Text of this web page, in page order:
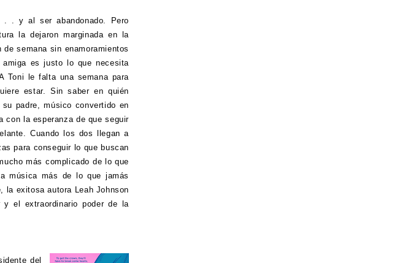
. . y al ser abandonado. Pero
la dejaron marginada en la
semana sin enamoramientos
es justo lo que necesita
Toni le falta una semana para
estar. Sin saber en quién
padre, músico convertido en
con la esperanza de que seguir
Cuando los dos llegan a
para conseguir lo que buscan
más complicado de lo que
música más de lo que jamás
la exitosa autora Leah Johnson
y el extraordinario poder de la
del